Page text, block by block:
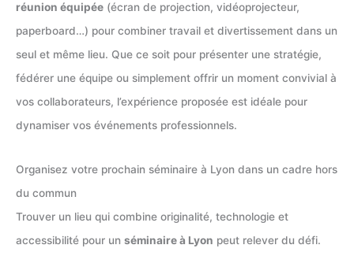
réunion équipée (écran de projection, vidéoprojecteur,
paperboard…) pour combiner travail et divertissement dans un
seul et même lieu. Que ce soit pour présenter une stratégie,
fédérer une équipe ou simplement offrir un moment convivial à
vos collaborateurs, l’expérience proposée est idéale pour
dynamiser vos événements professionnels.
Organisez votre prochain séminaire à Lyon dans un cadre hors
du commun
Trouver un lieu qui combine originalité, technologie et
accessibilité pour un séminaire à Lyon peut relever du défi.